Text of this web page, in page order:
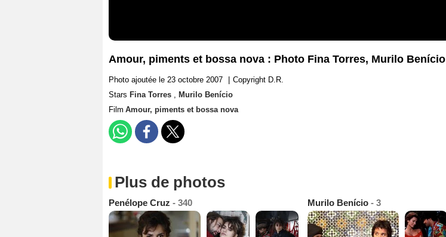
Amour, piments et bossa nova : Photo Fina Torres, Murilo Benício
Photo ajoutée le 23 octobre 2007
Copyright D.R.
Stars Fina Torres , Murilo Benício
Film Amour, piments et bossa nova
Plus de photos
Penélope Cruz - 340 Murilo Benício - 3